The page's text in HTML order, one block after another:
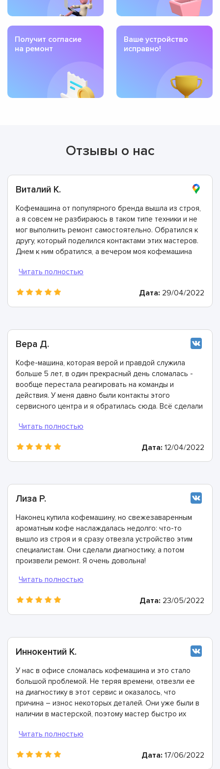
Получит согласие
на ремонт
Ваше устройство
исправно!
Отзывы о нас
Виталий К.
Кофемашина от популярного бренда вышла из строя,
а я совсем не разбираюсь в таком типе техники и не
мог выполнить ремонт самостоятельно. Обратился к
другу, который поделился контактами этих мастеров.
Днем к ним обратился, а вечером моя кофемашина
Дата: 29/04/2022
Вера Д.
Кофе-машина, которая верой и правдой служила
больше 5 лет, в один прекрасный день сломалась -
вообще перестала реагировать на команды и
действия. У меня давно были контакты этого
сервисного центра и я обратилась сюда. Всё сделали
Конечно же рекомендую этих мастеров!
Дата: 12/04/2022
Лиза Р.
Наконец купила кофемашину, но свежезаваренным
ароматным кофе наслаждалась недолго: что-то
вышло из строя и я сразу отвезла устройство этим
специалистам. Они сделали диагностику, а потом
произвели ремонт. Я очень довольна!
Дата: 23/05/2022
Иннокентий К.
У нас в офисе сломалась кофемашина и это стало
большой проблемой. Не теряя времени, отвезли ее
на диагностику в этот сервис и оказалось, что
причина – износ некоторых деталей. Они уже были в
наличии в мастерской, поэтому мастер быстро их
Дата: 17/06/2022